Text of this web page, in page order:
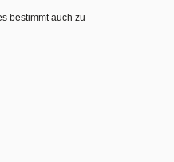
bestimmt auch zu